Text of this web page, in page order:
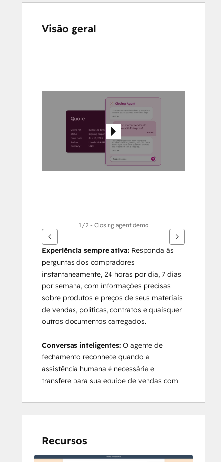
Visão geral
1/2 - Closing agent demo
Experiência sempre ativa: Responda às
perguntas dos compradores
instantaneamente, 24 horas por dia, 7 dias
por semana, com informações precisas
sobre produtos e preços de seus materiais
de vendas, políticas, contratos e quaisquer
outros documentos carregados.
Conversas inteligentes: O agente de
fechamento reconhece quando a
assistência humana é necessária e
transfere para sua equipe de vendas com
Ciclos de negócios mais rápidos:
comuns com IA para que seus
Recursos